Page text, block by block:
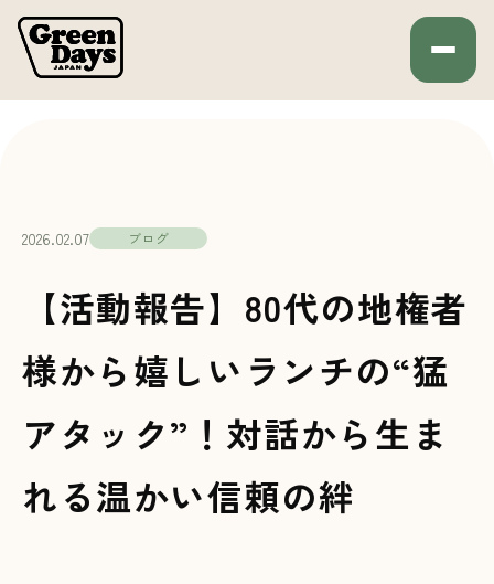
2026.02.07 ブログ
【活動報告】80代の地権者
様から嬉しいランチの“猛
アタック”！対話から生ま
れる温かい信頼の絆